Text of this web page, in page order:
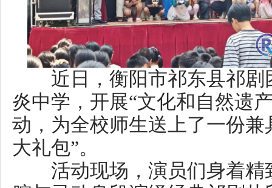
腔与灵动身段演绎经典祁剧片段
显地方戏曲的独特韵味。互动环
坐桌前，拿起画笔亲手绘制祁剧
勾勒出传统艺术的斑斓色彩。绘
带上自己的作品，与演员、老师
张笑脸与色彩鲜明的脸谱相映成
本次活动，不仅让学生们近距
曲的魅力，更在孩子们心中播撒
子，推动非遗在新时代焕发新生